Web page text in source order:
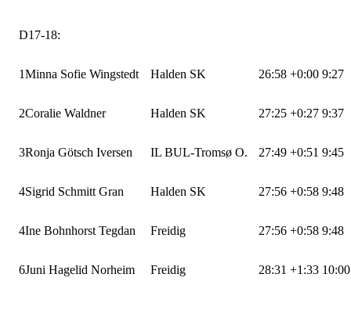
D17-18:
1Minna Sofie Wingstedt Halden SK 26:58 +0:00 9:27
2Coralie Waldner Halden SK 27:25 +0:27 9:37
3Ronja Götsch Iversen IL BUL-Tromsø O. 27:49 +0:51 9:45
4Sigrid Schmitt Gran Halden SK 27:56 +0:58 9:48
4Ine Bohnhorst Tegdan Freidig 27:56 +0:58 9:48
6Juni Hagelid Norheim Freidig 28:31 +1:33